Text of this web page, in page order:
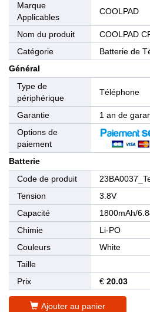
Marque
Applicables
COOLPAD
Nom du produit
COOLPAD
Catégorie
Batterie de
Général
Type de
périphérique
Téléphone
Garantie
1 an de
Options de
paiement
Batterie
Code de produit
Tension
3.8V
Capacité
1800mAh/
Chimie
Li-PO
Couleurs
White
Taille
Prix
€ 20.03
Ajouter au panier